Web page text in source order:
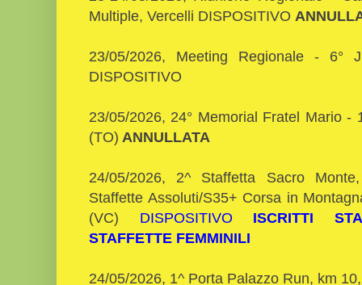
Multiple, Vercelli DISPOSITIVO
23/05/2026, Meeting Regionale - 6°
DISPOSITIVO
23/05/2026, 24° Memorial Fratel Mario -
(TO) ANNULLATA
24/05/2026, 2^ Staffetta Sacro
Staffette Assoluti/S35+ Corsa in
(VC) DISPOSITIVO
ISCRITTI
STAFFETTE FEMMINILI
24/05/2026, 1^ Porta Palazzo Run, km